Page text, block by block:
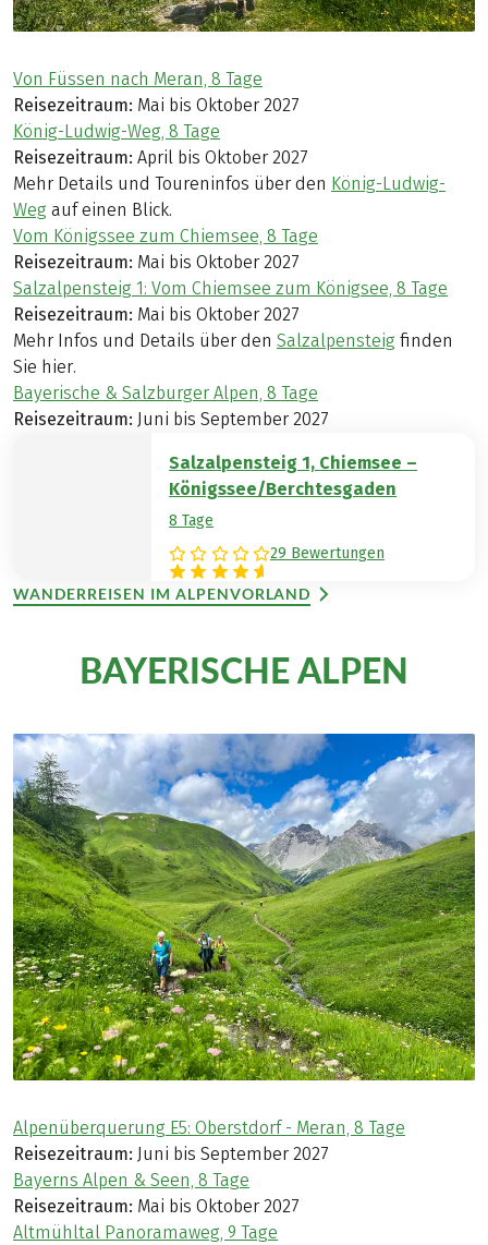
Von Füssen nach Meran, 8 Tage
Reisezeitraum: Mai bis Oktober 2027
König-Ludwig-Weg, 8 Tage
Reisezeitraum: April bis Oktober 2027
Mehr Details und Toureninfos über den König-Ludwig-
Weg auf einen Blick.
Vom Königssee zum Chiemsee, 8 Tage
Reisezeitraum: Mai bis Oktober 2027
Salzalpensteig 1: Vom Chiemsee zum Königsee, 8 Tage
Reisezeitraum: Mai bis Oktober 2027
Mehr Infos und Details über den Salzalpensteig finden
Sie hier.
Bayerische & Salzburger Alpen, 8 Tage
Reisezeitraum: Juni bis September 2027
Salzalpensteig 1, Chiemsee –
Königssee/Berchtesgaden
8 Tage
29 Bewertungen
WANDERREISEN IM ALPENVORLAND
BAYERISCHE ALPEN
Alpenüberquerung E5: Oberstdorf - Meran, 8 Tage
Reisezeitraum: Juni bis September 2027
Bayerns Alpen & Seen, 8 Tage
Reisezeitraum: Mai bis Oktober 2027
Altmühltal Panoramaweg, 9 Tage